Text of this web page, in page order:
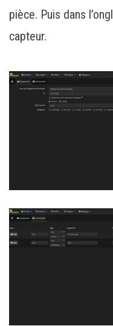
pièce. Puis dans
capteur.